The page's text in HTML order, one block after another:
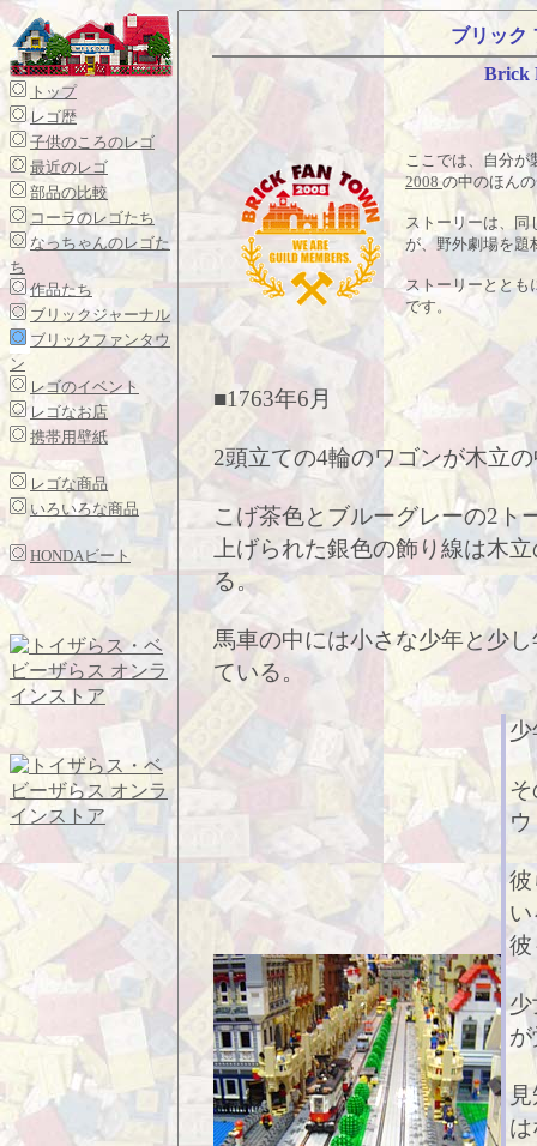
トップ
レゴ歴
子供のころのレゴ
最近のレゴ
部品の比較
コーラのレゴたち
なっちゃんのレゴた
ち
作品たち
ブリックジャーナル
ブリックファンタウ
ン
レゴのイベント
レゴなお店
携帯用壁紙
レゴな商品
いろいろな商品
HONDAビート
ブリック
Brick
ここでは、自分
2008 の中のほん
ストーリーは、同
が、野外劇場を題
ストーリーととも
です。
■1763年6月
2頭立ての4輪のワゴンが木立
こげ茶色とブルーグレーの2ト
上げられた銀色の飾り線は木
る。
馬車の中には小さな少年と少
ている。
彼
彼